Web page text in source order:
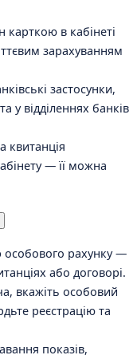
в кабінеті
зарахуванням
застосунки,
у відділеннях банків
квитанція
— її можна
особового рахунку —
або договорі.
вкажіть особовий
реєстрацію та
показів,